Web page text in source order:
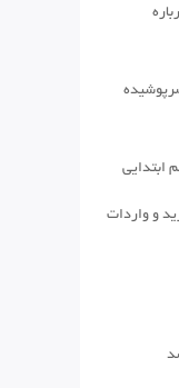
ابتدایی
و واردات